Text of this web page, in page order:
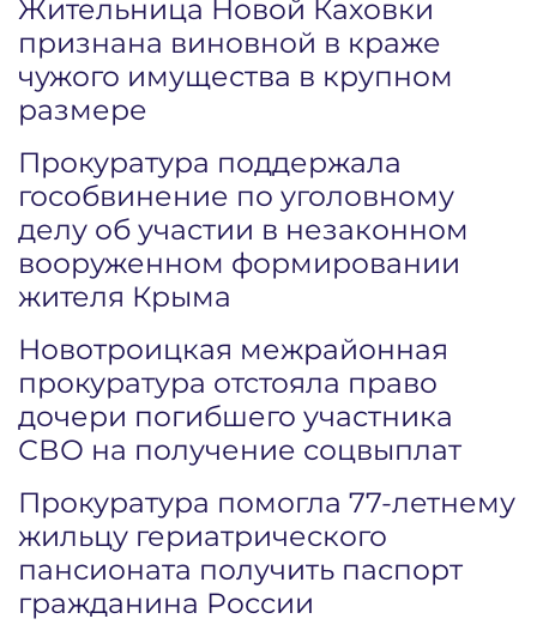
Жительница Новой Каховки
признана виновной в краже
чужого имущества в крупном
размере
Прокуратура поддержала
гособвинение по уголовному
делу об участии в незаконном
вооруженном формировании
жителя Крыма
Новотроицкая межрайонная
прокуратура отстояла право
дочери погибшего участника
СВО на получение соцвыплат
Прокуратура помогла 77-летнему
жильцу гериатрического
пансионата получить паспорт
гражданина России